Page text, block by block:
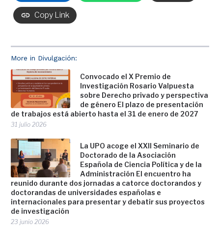
More in Divulgación:
Convocado el X Premio de
Investigación Rosario Valpuesta
sobre Derecho privado y perspectiva
de género El plazo de presentación
de trabajos está abierto hasta el 31 de enero de 2027
31 julio 2026
La UPO acoge el XXII Seminario de
Doctorado de la Asociación
Española de Ciencia Política y de la
Administración El encuentro ha
reunido durante dos jornadas a catorce doctorandos y
doctorandas de universidades españolas e
internacionales para presentar y debatir sus proyectos
de investigación
23 junio 2026
Copy Link